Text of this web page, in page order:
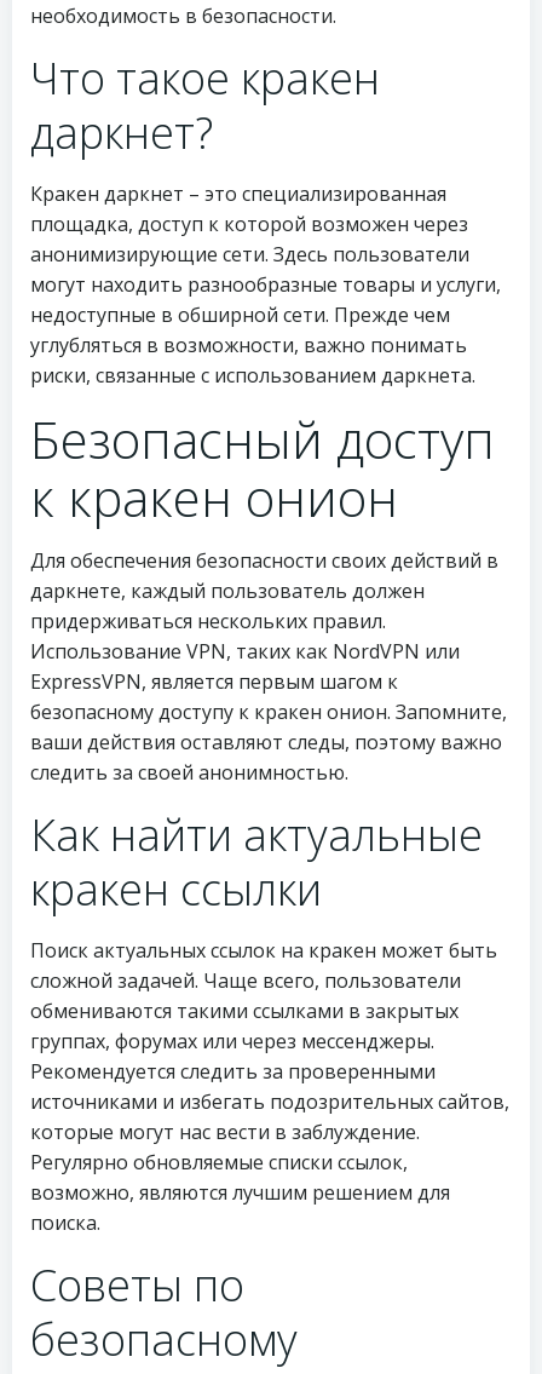
необходимость в безопасности.
Что такое кракен
даркнет?
Кракен даркнет – это специализированная
площадка, доступ к которой возможен через
анонимизирующие сети. Здесь пользователи
могут находить разнообразные товары и услуги,
недоступные в обширной сети. Прежде чем
углубляться в возможности, важно понимать
риски, связанные с использованием даркнета.
Безопасный доступ
к кракен онион
Для обеспечения безопасности своих действий в
даркнете, каждый пользователь должен
придерживаться нескольких правил.
Использование VPN, таких как NordVPN или
ExpressVPN, является первым шагом к
безопасному доступу к кракен онион. Запомните,
ваши действия оставляют следы, поэтому важно
следить за своей анонимностью.
Как найти актуальные
кракен ссылки
Поиск актуальных ссылок на кракен может быть
сложной задачей. Чаще всего, пользователи
обмениваются такими ссылками в закрытых
группах, форумах или через мессенджеры.
Рекомендуется следить за проверенными
источниками и избегать подозрительных сайтов,
которые могут нас вести в заблуждение.
Регулярно обновляемые списки ссылок,
возможно, являются лучшим решением для
поиска.
Советы по
безопасному